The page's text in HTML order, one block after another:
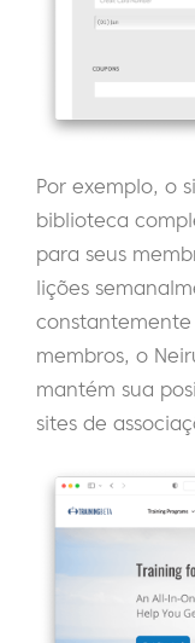
Por exemplo, o
biblioteca
para seus
lições
membros, o
mantém sua
sites de